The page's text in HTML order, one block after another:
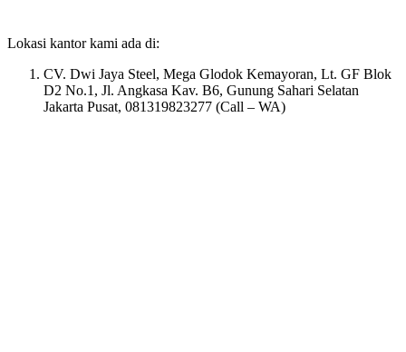
Lokasi kantor kami ada di:
CV. Dwi Jaya Steel, Mega Glodok Kemayoran, Lt. GF Blok
D2 No.1, Jl. Angkasa Kav. B6, Gunung Sahari Selatan
Jakarta Pusat, 081319823277 (Call – WA)